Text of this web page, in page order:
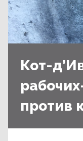
Кот-
против